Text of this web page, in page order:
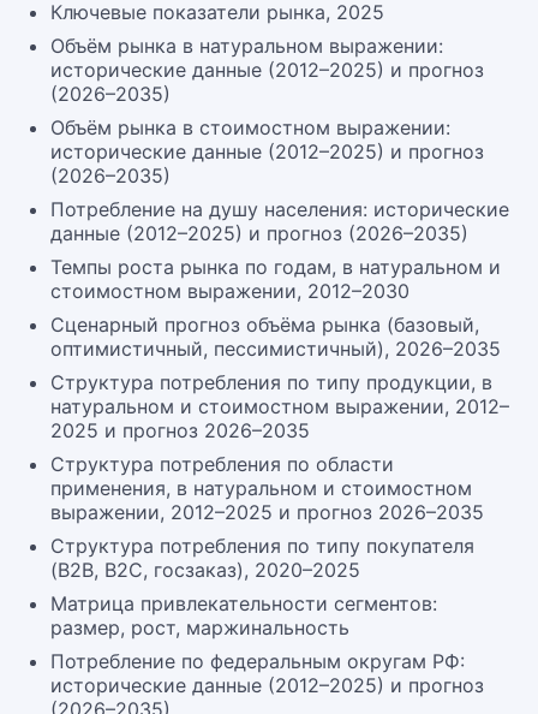
Ключевые показатели рынка, 2025
Объём рынка в натуральном выражении:
исторические данные (2012–2025) и прогноз
(2026–2035)
Объём рынка в стоимостном выражении:
исторические данные (2012–2025) и прогноз
(2026–2035)
Потребление на душу населения: исторические
данные (2012–2025) и прогноз (2026–2035)
Темпы роста рынка по годам, в натуральном и
стоимостном выражении, 2012–2030
Сценарный прогноз объёма рынка (базовый,
оптимистичный, пессимистичный), 2026–2035
Структура потребления по типу продукции, в
натуральном и стоимостном выражении, 2012–
2025 и прогноз 2026–2035
Структура потребления по области
применения, в натуральном и стоимостном
выражении, 2012–2025 и прогноз 2026–2035
Структура потребления по типу покупателя
(B2B, B2C, госзаказ), 2020–2025
Матрица привлекательности сегментов:
размер, рост, маржинальность
Потребление по федеральным округам РФ:
исторические данные (2012–2025) и прогноз
(2026–2035)